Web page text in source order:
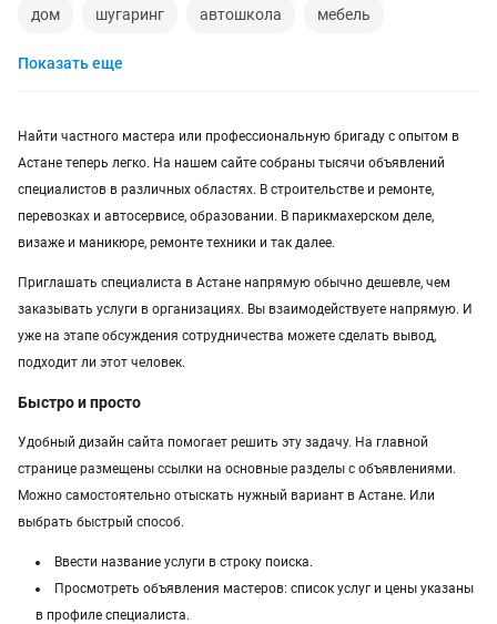
дом шугаринг автошкола мебель
ремонт телевизоров
установка кондиционеров уколы на дому
вывоз мусора кредиты москитные сетки
грузоперевозки газель курсы массажа
манипулятор тамада
Показать еще
Найти частного мастера или профессиональную бригаду с опытом в
Астане теперь легко. На нашем сайте собраны тысячи объявлений
специалистов в различных областях. В строительстве и ремонте,
перевозках и автосервисе, образовании. В парикмахерском деле,
визаже и маникюре, ремонте техники и так далее.
Приглашать специалиста в Астане напрямую обычно дешевле, чем
заказывать услуги в организациях. Вы взаимодействуете напрямую. И
уже на этапе обсуждения сотрудничества можете сделать вывод,
подходит ли этот человек.
Быстро и просто
Удобный дизайн сайта помогает решить эту задачу. На главной
странице размещены ссылки на основные разделы с объявлениями.
Можно самостоятельно отыскать нужный вариант в Астане. Или
выбрать быстрый способ.
Ввести название услуги в строку поиска.
Просмотреть объявления мастеров: список услуг и цены указаны
в профиле специалиста.